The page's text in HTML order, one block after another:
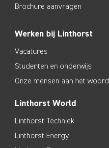
Brochure aanvragen
Werken bij Linthorst
Vacatures
Studenten en onderwijs
Onze mensen aan het woord
Linthorst World
Linthorst Techniek
Linthorst Energy